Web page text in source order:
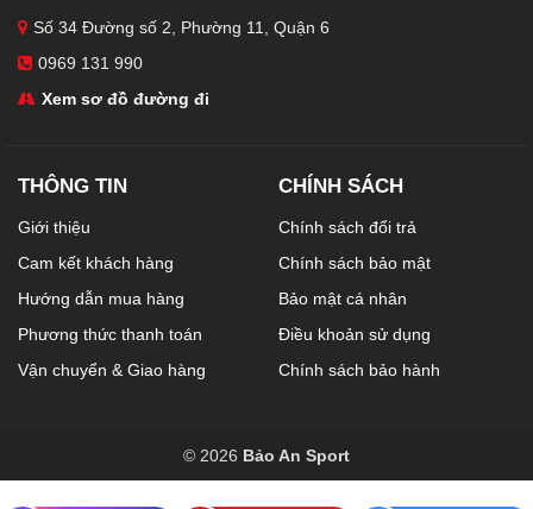
Số 34 Đường số 2, Phường 11, Quận 6
0969 131 990
Xem sơ đồ đường đi
THÔNG TIN
Giới thiệu
Cam kết khách hàng
Hướng dẫn mua hàng
Phương thức thanh toán
Vận chuyển & Giao hàng
CHÍNH SÁCH
Chính sách đổi trả
Chính sách bảo mật
Bảo mật cá nhân
Điều khoản sử dụng
Chính sách bảo hành
© 2026 Bảo An Sport